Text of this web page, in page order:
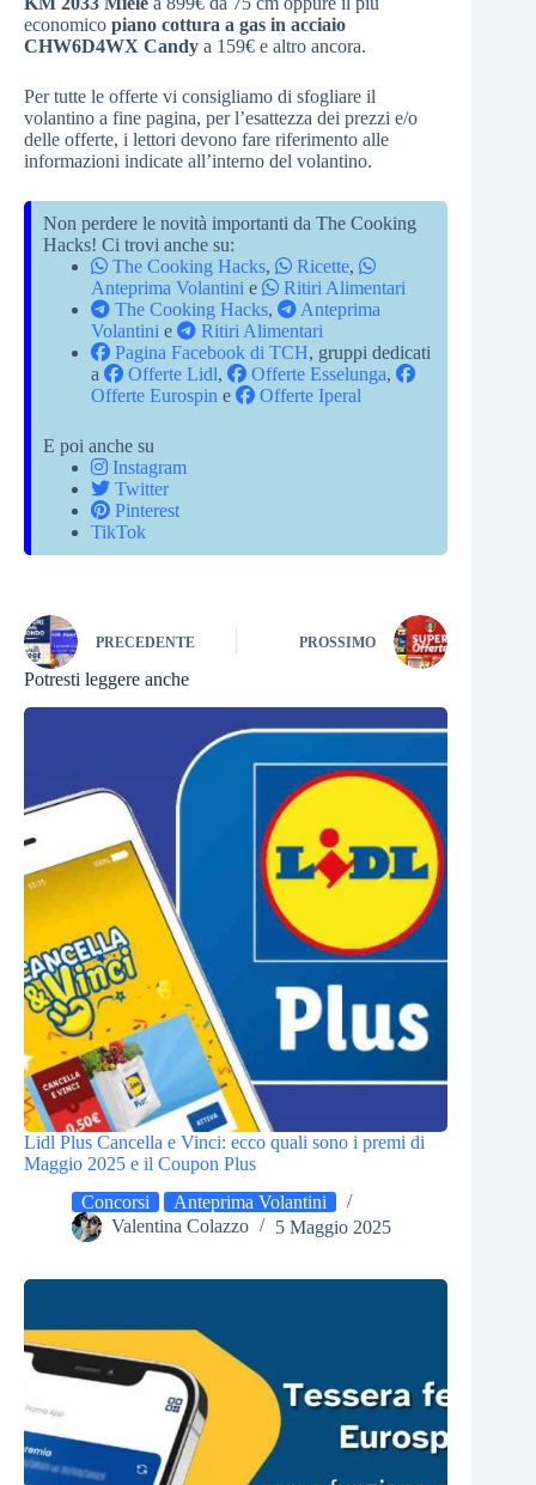
economico piano cottura a gas in acciaio
CHW6D4WX Candy a 159€ e altro ancora.
Per tutte le offerte vi consigliamo di sfogliare il
volantino a fine pagina, per l’esattezza dei prezzi e/o
delle offerte, i lettori devono fare riferimento alle
informazioni indicate all’interno del volantino.
Non perdere le novità importanti da The Cooking
Hacks! Ci trovi anche su:
The Cooking Hacks, Ricette,
Anteprima Volantini e
Ritiri Alimentari
The Cooking Hacks,
Anteprima
Volantini e
Ritiri Alimentari
Pagina Facebook di TCH, gruppi dedicati
a
Offerte Lidl, Offerte Esselunga,
Offerte Eurospin e Offerte Iperal
E poi anche su
Instagram
Twitter
Pinterest
TikTok
PRECEDENTE PROSSIMO
Potresti leggere anche
Lidl Plus Cancella e Vinci: ecco quali sono i premi di
Maggio 2025 e il Coupon Plus
Concorsi
Anteprima Volantini
Valentina Colazzo
5 Maggio 2025